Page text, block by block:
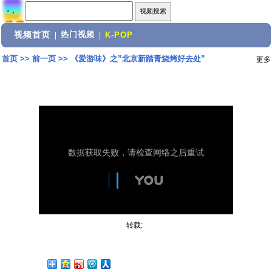
视频首页 热门视频 K-POP
首页>> 前一页>> 《爱游味》之”北京新踏青烧烤好去处” 更多
转载: